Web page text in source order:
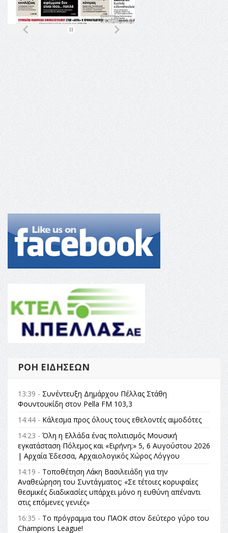
ΡΟΉ ΕΙΔΉΣΕΩΝ
13:39 - Συνέντευξη Δημάρχου Πέλλας Στάθη
Φουντουκίδη στον Pella FM 103,3
14:44 - Κάλεσμα προς όλους τους εθελοντές αιμοδότες
14:23 - Όλη η Ελλάδα ένας πολιτισμός Μουσική
εγκατάσταση Πόλεμος και «Ειρήνη;» 5, 6 Αυγούστου 2026
| Αρχαία Έδεσσα, Αρχαιολογικός Χώρος Λόγγου
14:19 - Τοποθέτηση Λάκη Βασιλειάδη για την
Αναθεώρηση του Συντάγματος: «Σε τέτοιες κορυφαίες
θεσμικές διαδικασίες υπάρχει μόνο η ευθύνη απέναντι
στις επόμενες γενιές»
16:35 - Το πρόγραμμα του ΠΑΟΚ στον δεύτερο γύρο του
Champions League!